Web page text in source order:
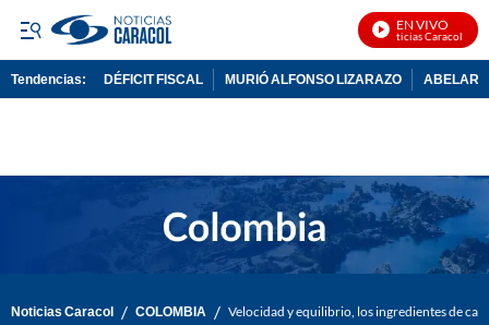
EN VIVO
Noticias Caracol En
Tendencias: DÉFICIT FISCAL MURIÓ ALFONSO LIZARAZO
Noticias Caracol / COLOMBIA / Velocidad y equilibrio, los ingredientes de